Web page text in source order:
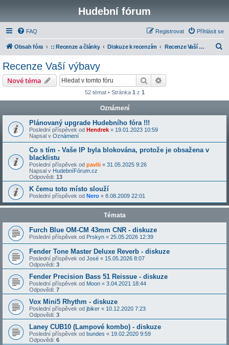
Hudební fórum
FAQ Přihlásit se
Registrovat
Obsah fóra :: Recenze a články Diskuze k recenzím Recenze Vaší výbavy
Recenze Vaší výbavy
Nové téma Hledat
52 témat • Stránka 1 z 1
Oznámení
Plánovaný upgrade Hudebního fóra !!!
Poslední příspěvek od Hendrek « 19.01.2023 10:59
Napsal v Oznámení
Co s tím - Vaše IP byla blokována, protože je obsažena v
blacklistu
Poslední příspěvek od pavlii « 31.05.2025 9:26
Napsal v HudebníFórum.cz
Odpovědi: 13
K čemu toto místo slouží
Poslední příspěvek od Nero « 8.08.2009 22:01
Témata
Furch Blue OM-CM 43mm CNR - diskuze
Poslední příspěvek od Prskyn « 25.05.2026 12:39
Fender Tone Master Deluxe Reverb - diskuze
Poslední příspěvek od José « 15.05.2026 8:07
Odpovědi: 3
Fender Precision Bass 51 Reissue - diskuze
Poslední příspěvek od Moon « 3.04.2021 18:44
Odpovědi: 7
Vox Mini5 Rhythm - diskuze
Poslední příspěvek od jbiker « 10.12.2020 7:23
Odpovědi: 3
Laney CUB10 (Lampové kombo) - diskuze
Poslední příspěvek od bundes « 19.02.2020 9:59
Odpovědi: 6